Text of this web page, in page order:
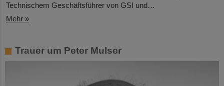
Technischem Geschäftsführer von GSI und…
Mehr »
Trauer um Peter Mulser